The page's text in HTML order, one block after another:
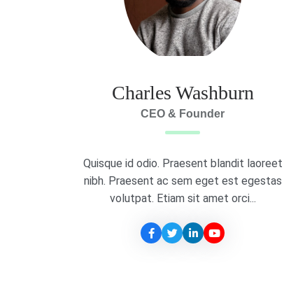
Charles Washburn
CEO & Founder
Quisque id odio. Praesent blandit laoreet
nibh. Praesent ac sem eget est egestas
volutpat. Etiam sit amet orci...